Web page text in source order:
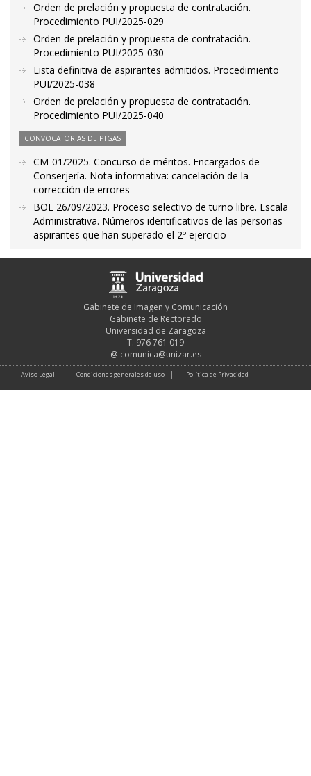
Orden de prelación y propuesta de contratación.
Procedimiento PUI/2025-029
Orden de prelación y propuesta de contratación.
Procedimiento PUI/2025-030
Lista definitiva de aspirantes admitidos. Procedimiento
PUI/2025-038
Orden de prelación y propuesta de contratación.
Procedimiento PUI/2025-040
CONVOCATORIAS DE PTGAS
CM-01/2025. Concurso de méritos. Encargados de
Conserjería. Nota informativa: cancelación de la
corrección de errores
BOE 26/09/2023. Proceso selectivo de turno libre. Escala
Administrativa. Números identificativos de las personas
aspirantes que han superado el 2º ejercicio
Gabinete de Imagen y Comunicación
Gabinete de Rectorado
Universidad de Zaragoza
T. 976 761 019
@ comunica@unizar.es
Aviso Legal Condiciones generales de uso Política de Privacidad